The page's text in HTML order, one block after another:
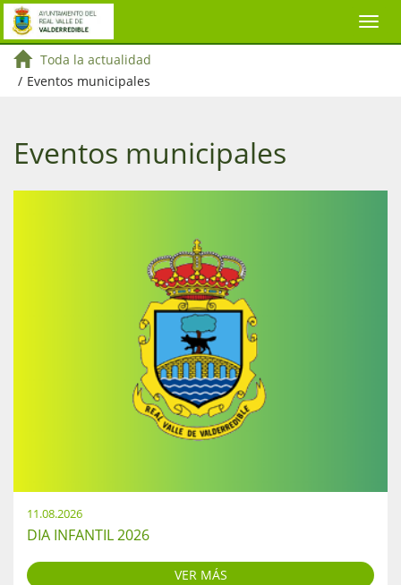
Toda la actualidad
/ Eventos municipales
Eventos municipales
11.08.2026
DIA INFANTIL 2026
VER MÁS